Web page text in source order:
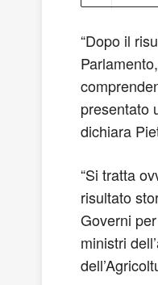
“Dopo il
presentato
dichiara
“Si tratta
risultato
Governi
ministri